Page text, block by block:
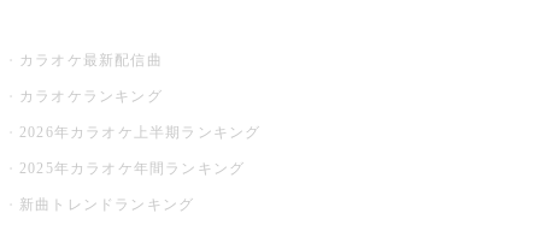
カラオケ最新配信曲
カラオケランキング
2026年カラオケ上半期ランキング
2025年カラオケ年間ランキング
新曲トレンドランキング